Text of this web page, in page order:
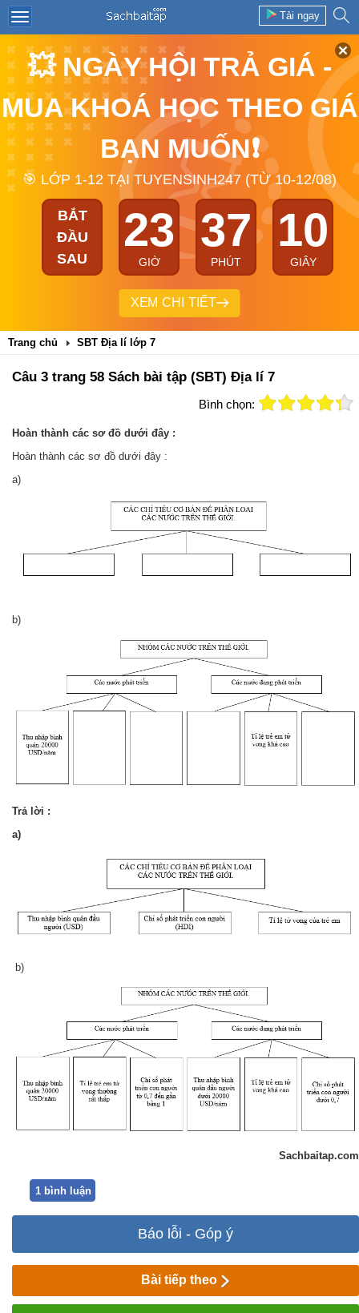
Tải ngay
💥 NGÀY HỘI TRẢ GIÁ -
MUA KHOÁ HỌC THEO GIÁ
BẠN MUỐN❗
🎯 LỚP 1-12 TẠI TUYENSINH247 (TỪ 10-12/08)
BẮT
ĐẦU
SAU
23
GIỜ
37
PHÚT
09
GIÂY
XEM CHI TIẾT
Trang chủ SBT Địa lí lớp 7
Câu 3 trang 58 Sách bài tập (SBT) Địa lí 7
Bình chọn:
Hoàn thành các sơ đồ dưới đây :
Hoàn thành các sơ đồ dưới đây :
a)
b)
Trả lời :
a)
b)
Sachbaitap.com
1 bình luận
Báo lỗi - Góp ý
Bài tiếp theo